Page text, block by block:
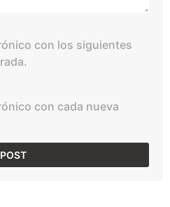
con los siguientes
con cada nueva